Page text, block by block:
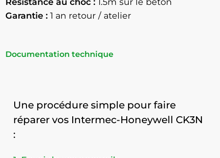
Garantie : 1 an retour / atelier
Documentation technique
Une procédure simple pour faire
réparer vos Intermec-Honeywell CK3N
: